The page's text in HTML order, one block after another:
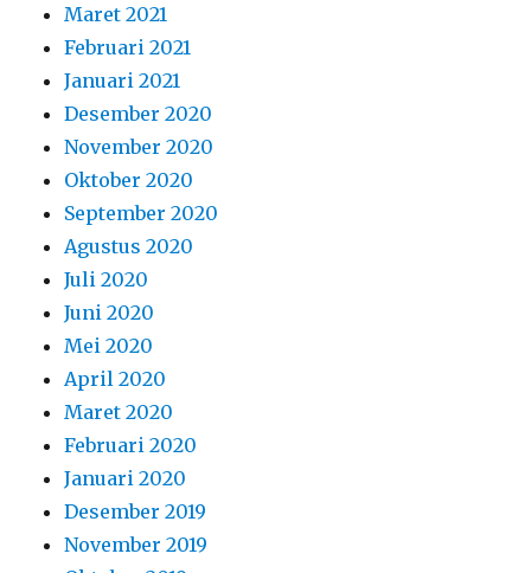
Maret 2021
Februari 2021
Januari 2021
Desember 2020
November 2020
Oktober 2020
September 2020
Agustus 2020
Juli 2020
Juni 2020
Mei 2020
April 2020
Maret 2020
Februari 2020
Januari 2020
Desember 2019
November 2019